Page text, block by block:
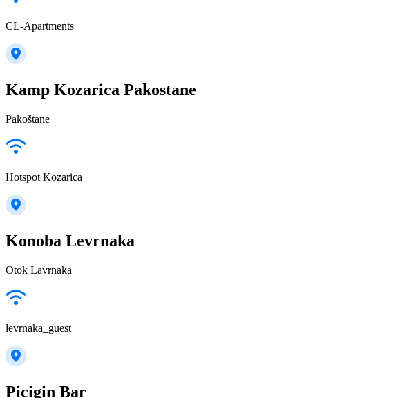
CL-Apartments
Kamp Kozarica Pakostane
Pakoštane
Hotspot Kozarica
Konoba Levrnaka
Otok Lavrnaka
levrnaka_guest
Picigin Bar